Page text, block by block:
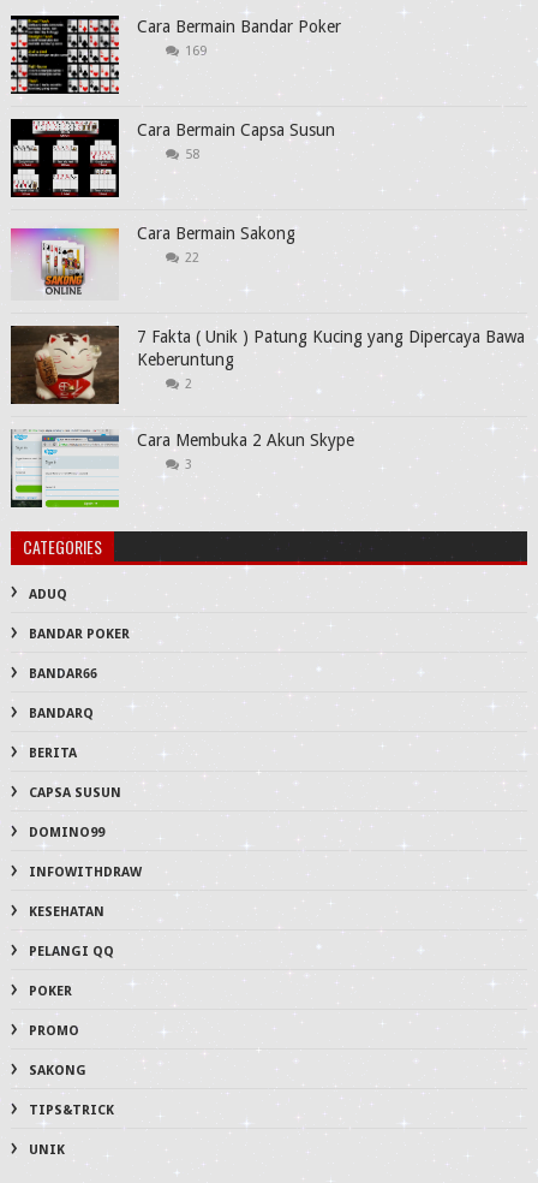
Cara Bermain Bandar Poker
169
Cara Bermain Capsa Susun
58
Cara Bermain Sakong
22
7 Fakta ( Unik ) Patung Kucing yang Dipercaya Bawa
Keberuntung
2
Cara Membuka 2 Akun Skype
3
CATEGORIES
ADUQ
BANDAR POKER
BANDAR66
BANDARQ
BERITA
CAPSA SUSUN
DOMINO99
INFOWITHDRAW
KESEHATAN
PELANGI QQ
POKER
PROMO
SAKONG
TIPS&TRICK
UNIK